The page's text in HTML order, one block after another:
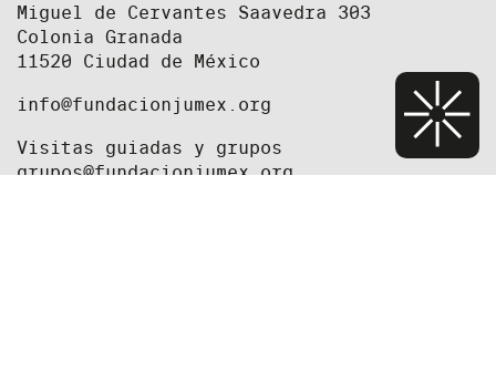
Miguel de Cervantes Saavedra 303
Colonia Granada
11520 Ciudad de México
info@fundacionjumex.org
Visitas guiadas y grupos
grupos@fundacionjumex.org